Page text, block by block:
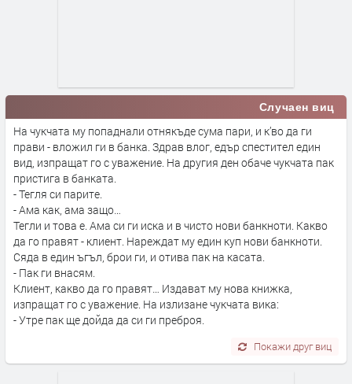
Случаен виц
На чукчата му попаднали отнякъде сума пари, и к’во да ги
прави - вложил ги в банка. Здрав влог, едър спестител един
вид, изпращат го с уважение. На другия ден обаче чукчата пак
пристига в банката.
- Тегля си парите.
- Ама как, ама защо…
Тегли и това е. Ама си ги иска и в чисто нови банкноти. Какво
да го правят - клиент. Нареждат му един куп нови банкноти.
Сяда в един ъгъл, брои ги, и отива пак на касата.
- Пак ги внасям.
Клиент, какво да го правят… Издават му нова книжка,
изпращат го с уважение. На излизане чукчата вика:
- Утре пак ще дойда да си ги преброя.
Покажи друг виц